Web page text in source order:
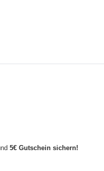
5€ Gutschein sichern!